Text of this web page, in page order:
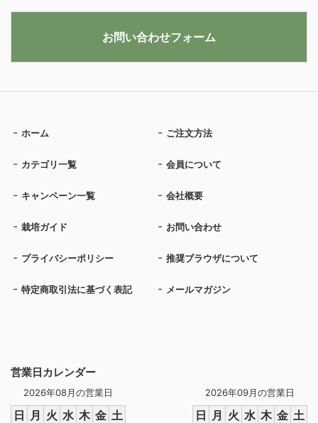
営業日カレンダー
2026年08月の営業日
日 月 火 水 木 金 土
2026年09月の営業日
日 月 火 水 木 金 土
ホーム ご注文方法
カテゴリ一覧 会員について
キャンペーン一覧 会社概要
栽培ガイド お問い合わせ
プライバシーポリシー 推奨ブラウザについて
特定商取引法に基づく表記 メールマガジン
お問い合わせフォーム